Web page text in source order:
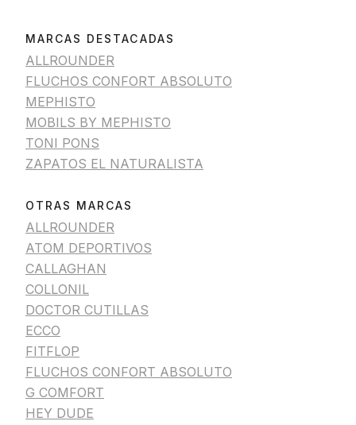
MARCAS DESTACADAS
ALLROUNDER
FLUCHOS CONFORT ABSOLUTO
MEPHISTO
MOBILS BY MEPHISTO
TONI PONS
ZAPATOS EL NATURALISTA
OTRAS MARCAS
ALLROUNDER
ATOM DEPORTIVOS
CALLAGHAN
COLLONIL
DOCTOR CUTILLAS
ECCO
FITFLOP
FLUCHOS CONFORT ABSOLUTO
G COMFORT
HEY DUDE